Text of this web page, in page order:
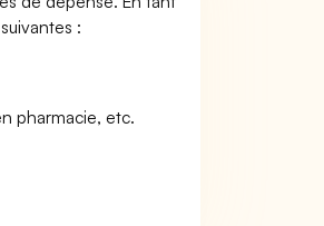
:
pharmacie, etc.